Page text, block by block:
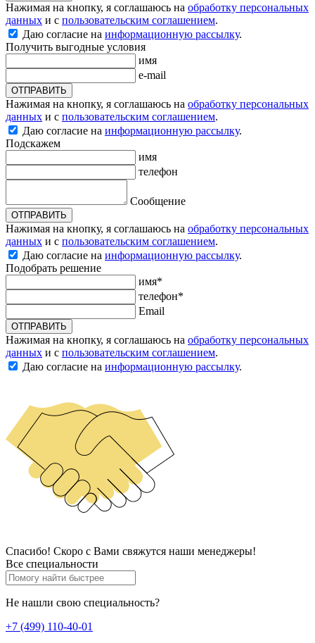
Нажимая на кнопку, я соглашаюсь на обработку персональных
данных и с пользовательским соглашением.
Даю согласие на информационную рассылку.
Получить выгодные условия
имя
e-mail
ОТПРАВИТЬ
Нажимая на кнопку, я соглашаюсь на обработку персональных
данных и с пользовательским соглашением.
Даю согласие на информационную рассылку.
Подскажем
имя
телефон
Сообщение
ОТПРАВИТЬ
Нажимая на кнопку, я соглашаюсь на обработку персональных
данных и с пользовательским соглашением.
Даю согласие на информационную рассылку.
Подобрать решение
имя*
телефон*
Email
ОТПРАВИТЬ
Нажимая на кнопку, я соглашаюсь на обработку персональных
данных и с пользовательским соглашением.
Даю согласие на информационную рассылку.
Спасибо! Скоро с Вами свяжутся наши менеджеры!
Все специальности
Не нашли свою специальность?
+7 (499) 110-40-01